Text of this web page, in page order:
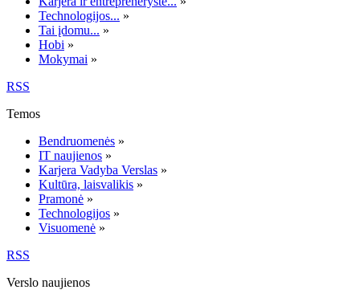
Technologijos... »
Tai įdomu... »
Hobi »
Mokymai »
RSS
Temos
Bendruomenės »
IT naujienos »
Karjera Vadyba Verslas »
Kultūra, laisvalikis »
Pramonė »
Technologijos »
Visuomenė »
RSS
Verslo naujienos